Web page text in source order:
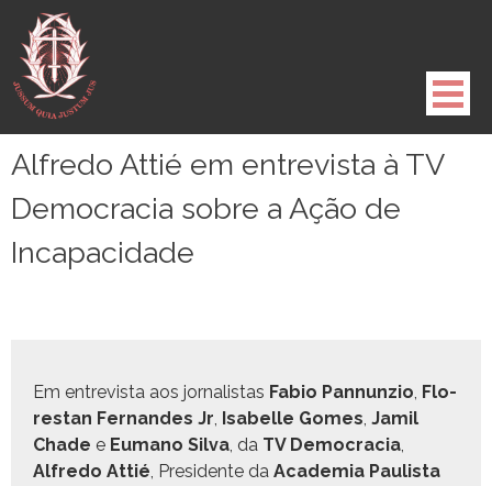
para
conteúdo
Alfredo Attié em entrevista à TV
Democracia sobre a Ação de
Incapacidade
Em entre­vista aos jor­nal­is­tas Fabio Pan­nun­zio, Flo­
restan Fer­nan­des Jr, Isabelle Gomes, Jamil
Chade e Eumano Sil­va, da TV Democ­ra­cia,
Alfre­do Attié, Pres­i­dente da Acad­e­mia Paulista